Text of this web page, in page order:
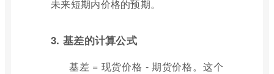
未来短期内价格的预期。
3. 基差的计算公式
基差 = 现货价格 - 期货价格。这个